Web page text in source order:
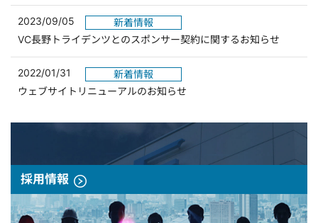
2023/09/05
新着情報
VC長野トライデンツとのスポンサー契約に関するお知らせ
2022/01/31
新着情報
ウェブサイトリニューアルのお知らせ
採用情報